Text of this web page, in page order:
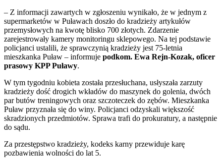
– Z informacji zawartych w zgłoszeniu wynikało, że w jednym z
supermarketów w Puławach doszło do kradzieży artykułów
przemysłowych na kwotę blisko 700 złotych. Zdarzenie
zarejestrowały kamery monitoringu sklepowego. Na tej podstawie
policjanci ustalili, że sprawczynią kradzieży jest 75-letnia
mieszkanka Puław – informuje podkom. Ewa Rejn-Kozak, oficer
prasowy KPP Puławy.
W tym tygodniu kobieta została przesłuchana, usłyszała zarzuty
kradzieży dość drogich wkładów do maszynek do golenia, dwóch
par butów treningowych oraz szczoteczek do zębów. Mieszkanka
Puław przyznała się do winy. Policjanci odzyskali większość
skradzionych przedmiotów. Sprawa trafi do prokuratury, a następnie
do sądu.
Za przestępstwo kradzieży, kodeks karny przewiduje karę
pozbawienia wolności do lat 5.